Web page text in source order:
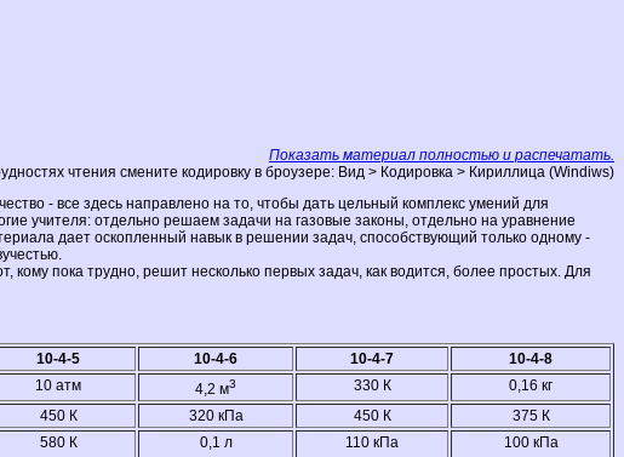
Показать материал полностью и распечатать.
чтения смените кодировку в броузере: Вид > Кодировка > Кириллица (Windiws)
- все здесь направлено на то, чтобы дать цельный комплекс умений для
учителя: отдельно решаем задачи на газовые законы, отдельно на уравнение
дает оскопленный навык в решении задач, способствующий только одному -
пока трудно, решит несколько первых задач, как водится, более простых. Для
10-4-5 10-4-6 10-4-7
10-4-8
10 атм 4,2 м3 330 К
0,16 кг
450 К 320 кПа 450 К
375 К
580 К 0,1 л 110 кПа 100 кПа